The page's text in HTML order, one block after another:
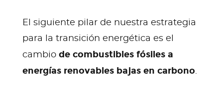
El siguiente pilar de nuestra estrategia
para la transición energética es el
cambio de combustibles fósiles a
energías renovables bajas en carbono